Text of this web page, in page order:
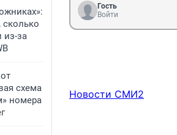
сколько
из-за
схема
номера
Гость
Войти
Новости СМИ2